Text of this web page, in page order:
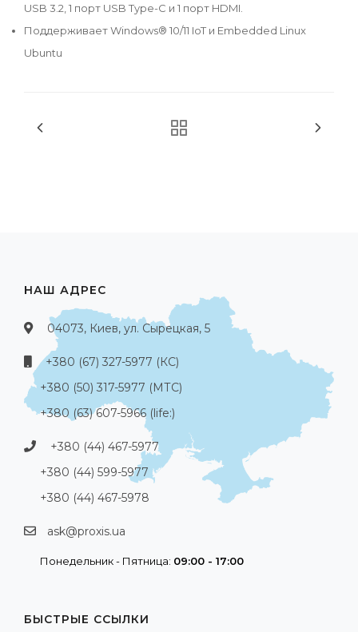
USB 3.2, 1 порт USB Type-C и 1 порт HDMI.
Поддерживает Windows® 10/11 IoT и Embedded Linux
Ubuntu
НАШ АДРЕС
04073, Киев, ул. Сырецкая, 5
+380 (67) 327-5977 (КС)
+380 (50) 317-5977 (МТС)
+380 (63) 607-5966 (life:)
+380 (44) 467-5977
+380 (44) 599-5977
+380 (44) 467-5978
ask@proxis.ua
Понедельник - Пятница: 09:00 - 17:00
БЫСТРЫЕ ССЫЛКИ